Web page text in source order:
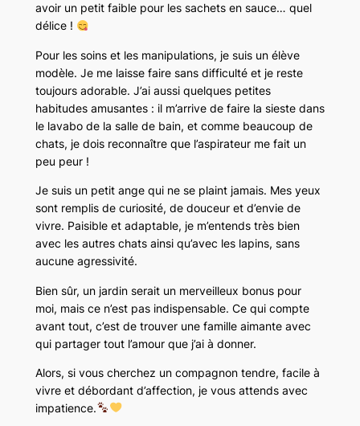
avoir un petit faible pour les sachets en sauce… quel
délice !
Pour les soins et les manipulations, je suis un élève
modèle. Je me laisse faire sans difficulté et je reste
toujours adorable. J’ai aussi quelques petites
habitudes amusantes : il m’arrive de faire la sieste dans
le lavabo de la salle de bain, et comme beaucoup de
chats, je dois reconnaître que l’aspirateur me fait un
peu peur !
Je suis un petit ange qui ne se plaint jamais. Mes yeux
sont remplis de curiosité, de douceur et d’envie de
vivre. Paisible et adaptable, je m’entends très bien
avec les autres chats ainsi qu’avec les lapins, sans
aucune agressivité.
Bien sûr, un jardin serait un merveilleux bonus pour
moi, mais ce n’est pas indispensable. Ce qui compte
avant tout, c’est de trouver une famille aimante avec
qui partager tout l’amour que j’ai à donner.
Alors, si vous cherchez un compagnon tendre, facile à
vivre et débordant d’affection, je vous attends avec
impatience.